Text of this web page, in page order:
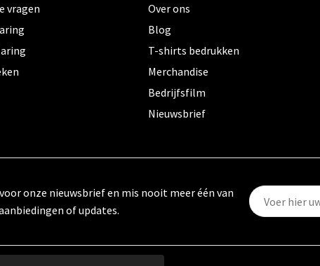
vragen
Over ons
Blog
T-shirts bedrukken
Merchandise
Bedrijfsfilm
Nieuwsbrief
onze nieuwsbrief en mis nooit meer één van
of updates.